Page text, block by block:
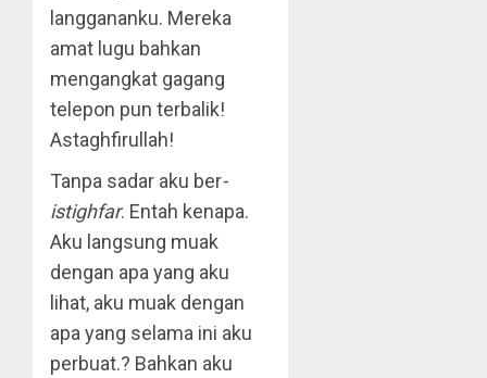
langgananku. Mereka
amat lugu bahkan
mengangkat gagang
telepon pun terbalik!
Astaghfirullah!
Tanpa sadar aku ber-
istighfar. Entah kenapa.
Aku langsung muak
dengan apa yang aku
lihat, aku muak dengan
apa yang selama ini aku
perbuat.? Bahkan aku